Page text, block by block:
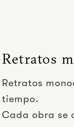
Retratos
Retratos
tiempo.
Cada obra se